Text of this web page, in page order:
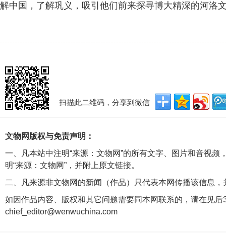
解中国，了解巩义，吸引他们前来探寻博大精深的河洛
扫描此二维码，分享到微信
文物网版权与免责声明：
一、凡本站中注明“来源：文物网”的所有文字、图片和音视
明“来源：文物网”，并附上原文链接。
二、凡来源非文物网的新闻（作品）只代表本网传播该信息
如因作品内容、版权和其它问题需要同本网联系的，请在见后
chief_editor@wenwuchina.com